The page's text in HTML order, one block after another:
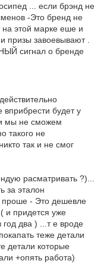
... если брэнд не
-Это бренд не
этой марке еше и
призы завоевывают .
сигнал о бренде
будет у
мы не сможем
такого не
так и не смог
расматривать ?)...
за эталон
проше - Это дешевле
и придется уже
год два ) ...т е вроде
теже детали
детали которые
+опять работа)